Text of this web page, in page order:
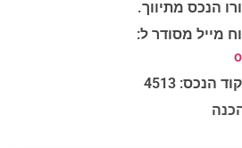
מייל מסודר ל:
4513